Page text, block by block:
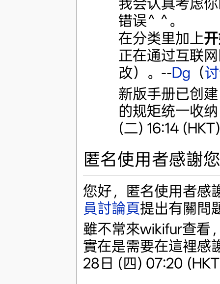
错误^ ^。
在分类里加上
正在通过互联
改）。--Dg （
新版手册已创
的规矩统一收
(二) 16:14 (HKT)
匿名使用者感謝
您好，匿名使用者感
員討論頁提出有關問
雖不常來wikifur查看
實在是需要在這裡感
28日 (四) 07:20